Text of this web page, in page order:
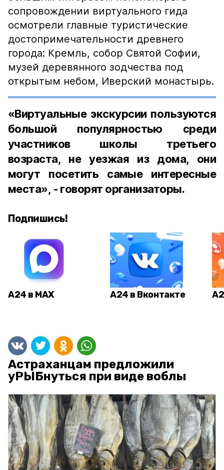
сопровождении виртуального гида
осмотрели главные туристические
достопримечательности древнего
города: Кремль, собор Святой Софии,
музей деревянного зодчества под
открытым небом, Иверский монастырь.
«Виртуальные экскурсии пользуются
большой популярностью среди
участников школы третьего
возраста, не уезжая из дома, они
могут посетить самые интересные
места», - говорят организаторы.
Подпишись!
А24 в MAX А24 в Вконтакте
Астраханцам предложили
уРЫБнуться при виде воблы